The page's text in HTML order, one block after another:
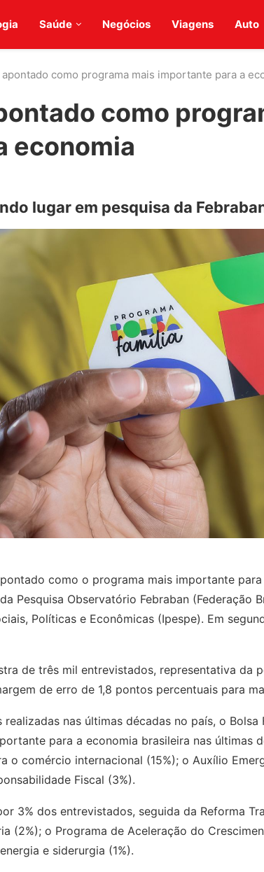
Saúde Negócios Viagens Auto
apontado como programa mais importante para a
como
economia
lugar em pesquisa da
como o programa mais importante
Pesquisa Observatório Febraban (Federação
Políticas e Econômicas (Ipespe). Em
de três mil entrevistados, representativa da
de erro de 1,8 pontos percentuais para
nas últimas décadas no país, o
para a economia brasileira nas últimas
o comércio internacional (15%); o Auxílio
Fiscal (3%).
3% dos entrevistados, seguida da Reforma
(2%); o Programa de Aceleração do
e siderurgia (1%).